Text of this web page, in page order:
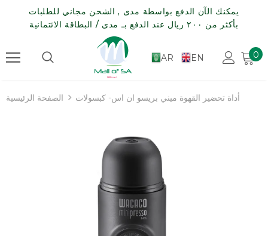
يمكنك الآن الدفع بواسطة مدى , الشحن مجاني للطلبات
بأكثر من ٢٠٠ ريال عند الدفع بـ مدى / البطاقة الائتمانية
AR EN 0
الصفحة الرئيسية أداة تحضير القهوة ميني بريسو ان اس- كبسولات